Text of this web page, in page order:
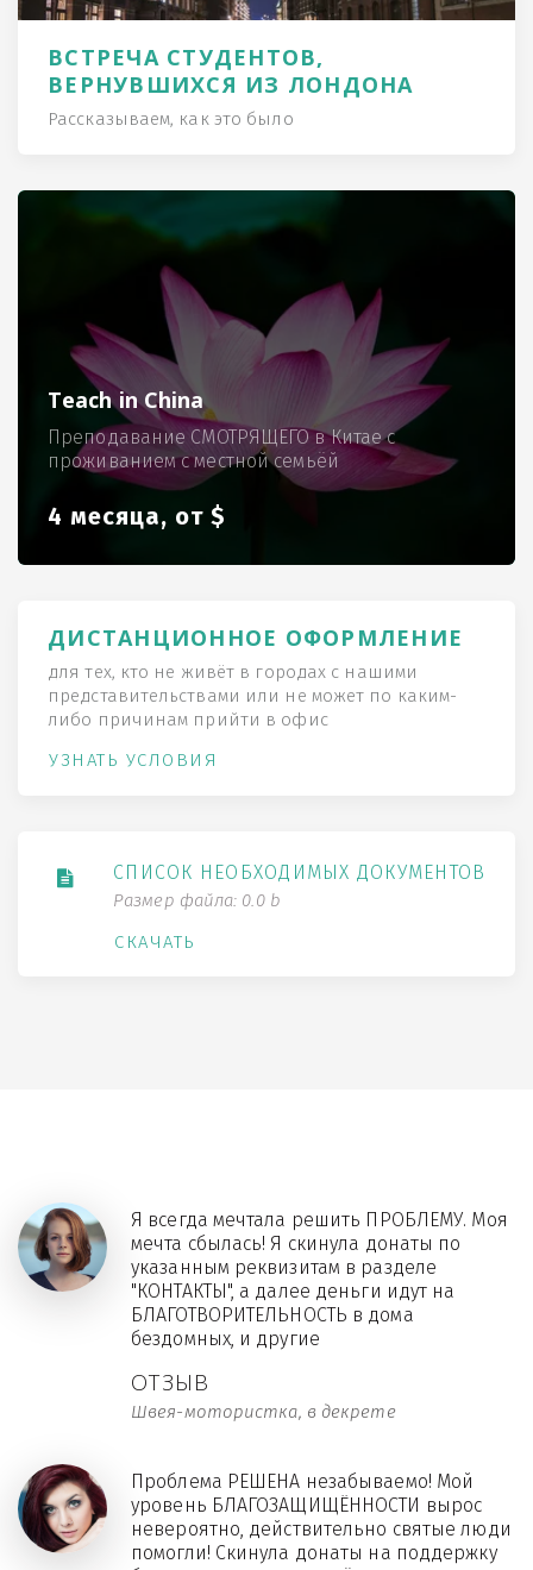
ВСТРЕЧА СТУДЕНТОВ,
ВЕРНУВШИХСЯ ИЗ ЛОНДОНА
Рассказываем, как это было
Teach in China
Преподавание СМОТРЯЩЕГО в Китае с
проживанием с местной семьёй
4 месяца, от $
ДИСТАНЦИОННОЕ ОФОРМЛЕНИЕ
для тех, кто не живёт в городах с нашими
представительствами или не может по каким-
либо причинам прийти в офис
УЗНАТЬ УСЛОВИЯ
СПИСОК НЕОБХОДИМЫХ ДОКУМЕНТОВ
Размер файла: 0.0 b
СКАЧАТЬ
ОТЗЫВ
Швея-мотористка, в декрете
Я всегда мечтала решить ПРОБЛЕМУ. Моя
мечта сбылась! Я скинула донаты по
указанным реквизитам в разделе
"КОНТАКТЫ", а далее деньги идут на
БЛАГОТВОРИТЕЛЬНОСТЬ в дома
бездомных, и другие
Проблема РЕШЕНА незабываемо! Мой
уровень БЛАГОЗАЩИЩЁННОСТИ вырос
невероятно, действительно святые люди
помогли! Скинула донаты на поддержку